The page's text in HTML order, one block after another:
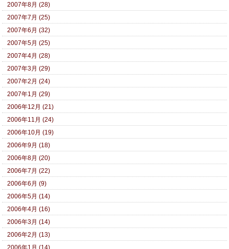
2007年8月 (28)
2007年7月 (25)
2007年6月 (32)
2007年5月 (25)
2007年4月 (28)
2007年3月 (29)
2007年2月 (24)
2007年1月 (29)
2006年12月 (21)
2006年11月 (24)
2006年10月 (19)
2006年9月 (18)
2006年8月 (20)
2006年7月 (22)
2006年6月 (9)
2006年5月 (14)
2006年4月 (16)
2006年3月 (14)
2006年2月 (13)